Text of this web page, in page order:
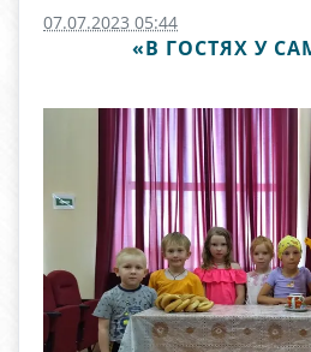
07.07.2023 05:44
«В ГОСТЯХ У